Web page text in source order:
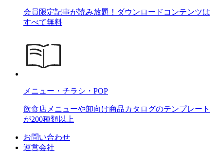
会員限定記事が読み放題！ダウンロードコンテンツは
すべて無料
メニュー・チラシ・POP
飲食店メニューや卸向け商品カタログのテンプレート
が200種類以上
お問い合わせ
運営会社